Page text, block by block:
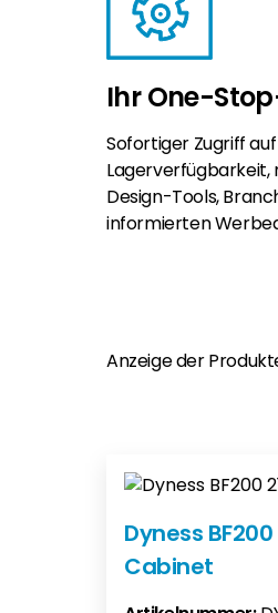
Ihr One-
Sofortiger Zugriff
Lagerverfügbarkeit,
Design-Tools,
informierten
Anzeige der
Dyness
Cabinet